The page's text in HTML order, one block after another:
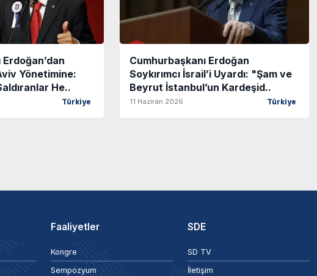
Yönetimine:
He..
Türkiye
Cumhurbaşkanı Erdoğan
Soykırımcı İsrail’i Uyardı: "Şam ve
Beyrut İstanbul’un Kardeşid..
11 Haziran 2026 Türkiye
Faaliyetler
Kongre
Sempozyum
SDE
SD TV
İletişim